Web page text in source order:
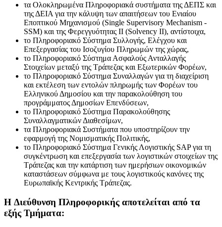
τα Ολοκληρωμένα Πληροφοριακά συστήματα της ΔΕΠΣ και
της ΔΕΙΑ για την κάλυψη των απαιτήσεων του Ενιαίου
Εποπτικού Μηχανισμού (Single Supervisory Mechanism -
SSM) και της Φερεγγυότητας ΙΙ (Solvency II), αντίστοιχα,
το Πληροφοριακό Σύστημα Συλλογής, Ελέγχου και
Επεξεργασίας του Ισοζυγίου Πληρωμών της χώρας,
το Πληροφοριακό Σύστημα Ασφαλούς Ανταλλαγής
Στοιχείων μεταξύ της Τράπεζας και Εξωτερικών Φορέων,
το Πληροφοριακό Σύστημα Συναλλαγών για τη διαχείριση
και εκτέλεση των εντολών πληρωμής των Φορέων του
Ελληνικού Δημοσίου και την παρακολούθηση του
προγράμματος Δημοσίων Επενδύσεων,
το Πληροφοριακό Σύστημα Παρακολούθησης
Συναλλαγματικών Διαθεσίμων,
τα Πληροφοριακά Συστήματα που υποστηρίζουν την
εφαρμογή της Νομισματικής Πολιτικής,
το Πληροφοριακό Σύστημα Γενικής Λογιστικής SAP για τη
συγκέντρωση και επεξεργασία των λογιστικών στοιχείων της
Τράπεζας και την κατάρτιση των ημερήσιων οικονομικών
καταστάσεων σύμφωνα με τους λογιστικούς κανόνες της
Ευρωπαϊκής Κεντρικής Τράπεζας.
H Διεύθυνση Πληροφορικής αποτελείται από τα
εξής Τμήματα:​